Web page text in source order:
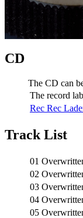
CD
The CD can
The record
Rec Rec
Track List
01
02
03
04
05